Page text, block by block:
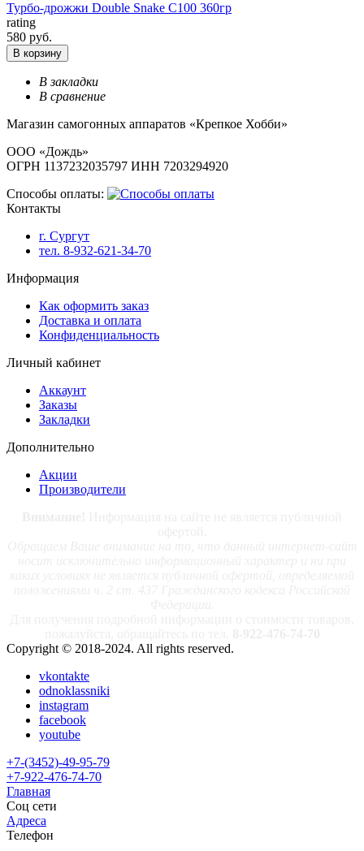
Турбо-дрожжи Double Snake C100 360гр
rating
580 руб.
В корзину
В закладки
В сравнение
Магазин самогонных аппаратов «Крепкое Хобби»
ООО «Дождь»
ОГРН 1137232035797 ИНН 7203294920
Способы оплаты:
Контакты
г. Сургут
тел. 8-932-621-34-70
Информация
Как оформить заказ
Доставка и оплата
Конфиденциальность
Личный кабинет
Аккаунт
Заказы
Закладки
Дополнительно
Акции
Производители
Copyright © 2018-2024. All rights reserved.
vkontakte
odnoklassniki
instagram
facebook
youtube
+7-(3452)-49-95-79
+7-922-476-74-70
Главная
Соц сети
Адреса
Телефон